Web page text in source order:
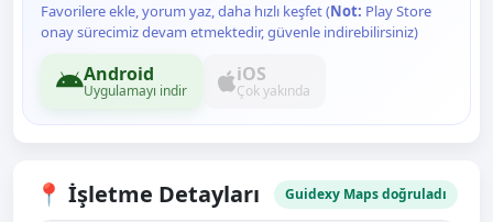
Favorilere ekle, yorum yaz, daha hızlı keşfet (Not: Play Store
onay sürecimiz devam etmektedir, güvenle indirebilirsiniz)
Android
Uygulamayı indir
iOS
Çok yakında
📍 İşletme Detayları Guidexy Maps doğruladı